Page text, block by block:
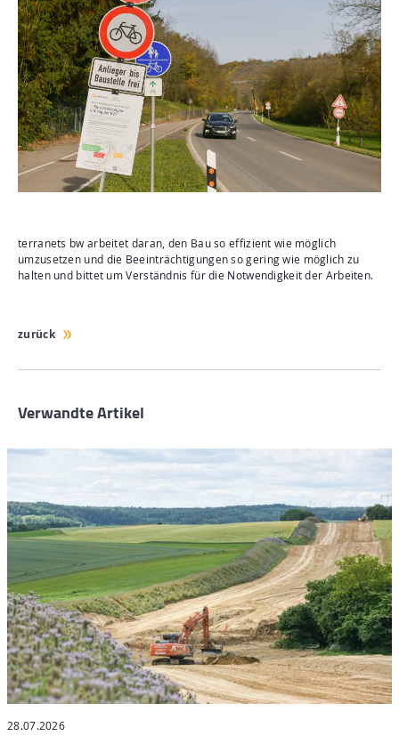
terranets bw arbeitet daran, den Bau so effizient wie möglich
umzusetzen und die Beeinträchtigungen so gering wie möglich zu
halten und bittet um Verständnis für die Notwendigkeit der Arbeiten.
zurück
Verwandte Artikel
28.07.2026